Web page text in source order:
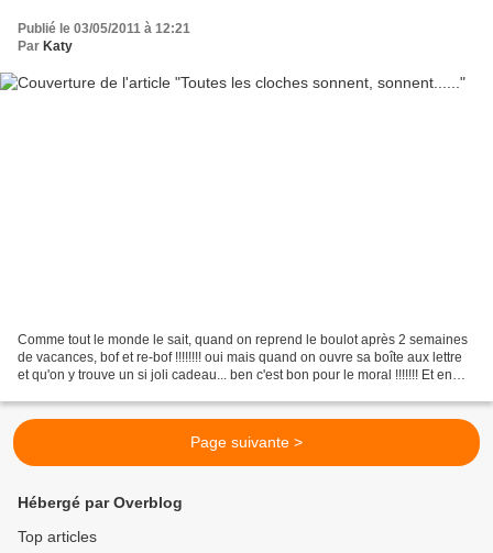
Publié le 03/05/2011 à 12:21
Par Katy
Comme tout le monde le sait, quand on reprend le boulot après 2 semaines
de vacances, bof et re-bof !!!!!!!! oui mais quand on ouvre sa boîte aux lettre
et qu'on y trouve un si joli cadeau... ben c'est bon pour le moral !!!!!!! Et en
Page suivante >
Hébergé par Overblog
Top articles